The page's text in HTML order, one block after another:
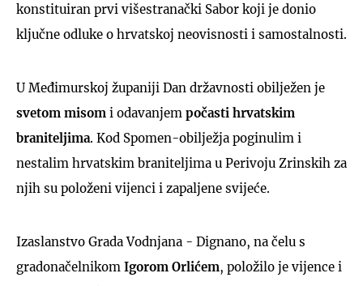
konstituiran prvi višestranački Sabor koji je donio
ključne odluke o hrvatskoj neovisnosti i samostalnosti.
U Međimurskoj županiji Dan državnosti obilježen je
svetom misom i odavanjem počasti hrvatskim
braniteljima. Kod Spomen-obilježja poginulim i
nestalim hrvatskim braniteljima u Perivoju Zrinskih za
njih su položeni vijenci i zapaljene svijeće.
Izaslanstvo Grada Vodnjana - Dignano, na čelu s
gradonačelnikom Igorom Orlićem, položilo je vijence i